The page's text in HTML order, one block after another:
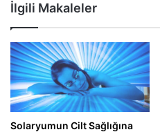
İlgili Makaleler
Solaryumun Cilt Sağlığına